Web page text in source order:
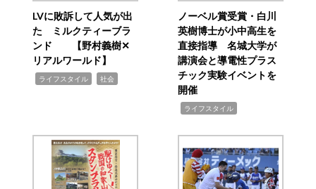
LVに敗訴して人気が出
た ミルクティーブラ
ンド 【野村義樹✕
リアルワールド】
ライフスタイル 社会
ノーベル賞受賞・白川
英樹博士が小中高生を
直接指導 名城大学が
講演会と導電性プラス
チック実験イベントを
開催
ライフスタイル